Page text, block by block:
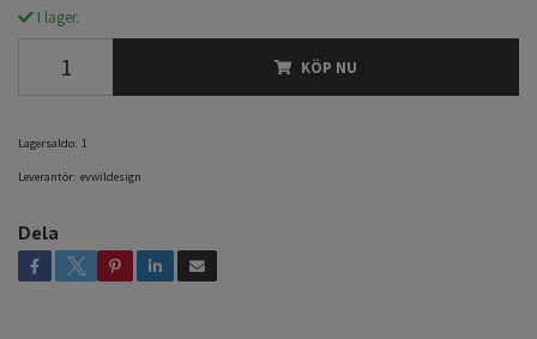
I lager.
KÖP NU
Lagersaldo: 1
Leverantör: evwildesign
Dela